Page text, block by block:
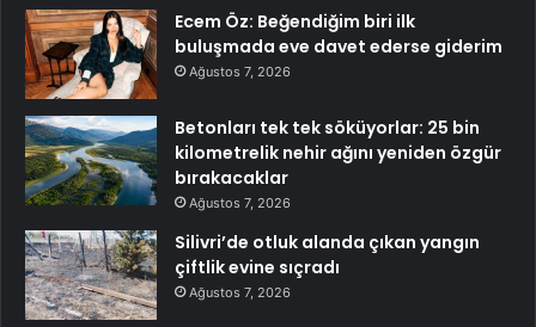
Ecem Öz: Beğendiğim biri ilk
buluşmada eve davet ederse giderim
Ağustos 7, 2026
Betonları tek tek söküyorlar: 25 bin
kilometrelik nehir ağını yeniden özgür
bırakacaklar
Ağustos 7, 2026
Silivri’de otluk alanda çıkan yangın
çiftlik evine sıçradı
Ağustos 7, 2026